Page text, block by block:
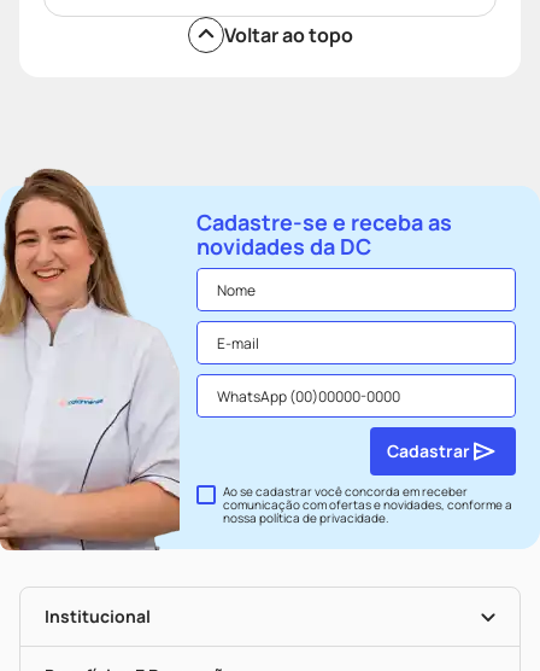
Voltar ao topo
Cadastre-se e receba as
novidades da DC
Ao se cadastrar você concorda em receber
comunicação com ofertas e novidades, conforme a
nossapolítica de privacidade.
Cadastrar
Institucional